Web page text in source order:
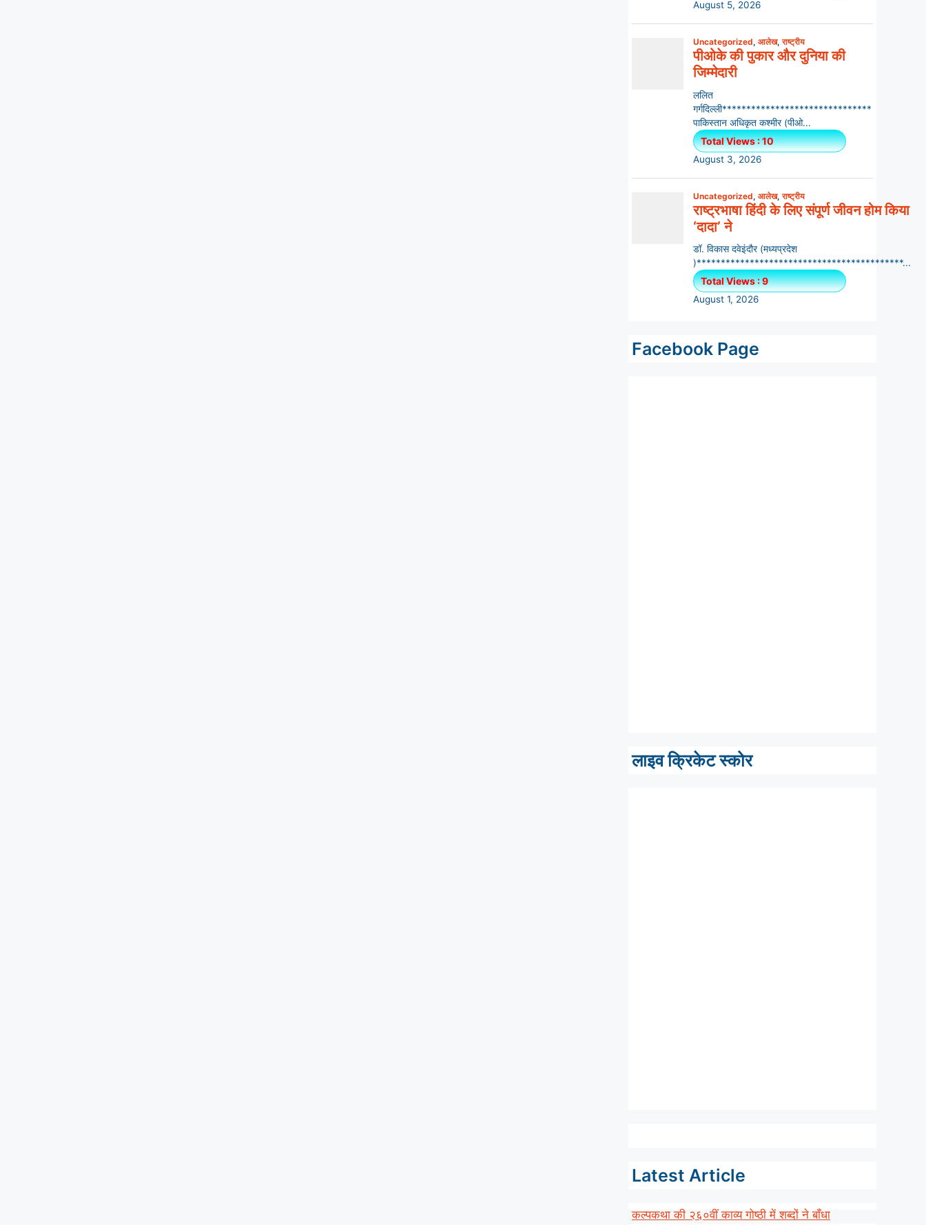
Facebook Page
लाइव क्रिकेट स्कोर
Latest Article
कल्पकथा की २६०वीं काव्य गोष्ठी में शब्दों ने बाँधा